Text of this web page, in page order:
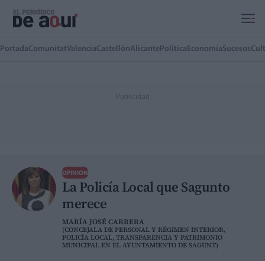
PortadaComunitatValenciaCastellónAlicante Política EconomíaSucesos
La Policía Local que Sagunto
merece
OPINIÓN
MARÍA JOSÉ CARRERA
(CONCEJALA DE PERSONAL Y RÉGIMEN INTERIOR,
POLICÍA LOCAL, TRANSPARENCIA Y PATRIMONIO
MUNICIPAL EN EL AYUNTAMIENTO DE SAGUNT)